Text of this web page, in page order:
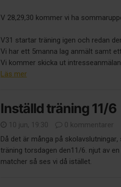
V 28,29,30 kommer vi ha
V31 startar träning igen och redan
Vi har ett 5manna lag anmält samt
Vi kommer skicka ut intresseanmälan
Läs mer
Inställd träning 11/6
10 jun, 19:30
0 kommentarer
Då det är många på
träning torsdagen den11/6. njut av
matcher så ses vi då istället.